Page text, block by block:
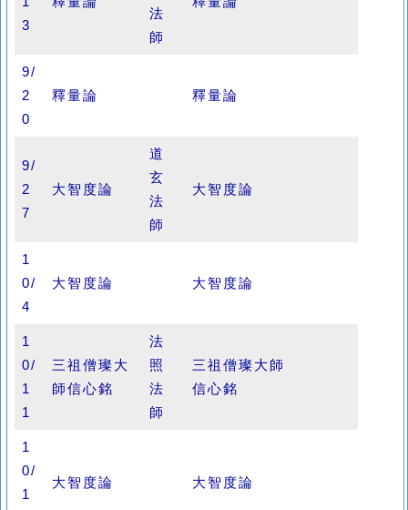
3
法
師
9/
2
0
釋量論 釋量論
9/
2
7
大智度論
道
玄
法
師
大智度論
1
0/
4
大智度論 大智度論
1
0/
1
1
三祖僧璨大
師信心銘
法
照
法
師
三祖僧璨大師
信心銘
1
0/
1
大智度論 大智度論